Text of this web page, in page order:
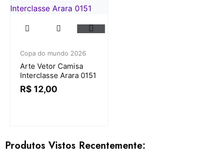
Copa do mundo 2026
Arte Vetor Camisa
Interclasse Arara 0151
R$ 12,00
Produtos Vistos Recentemente: